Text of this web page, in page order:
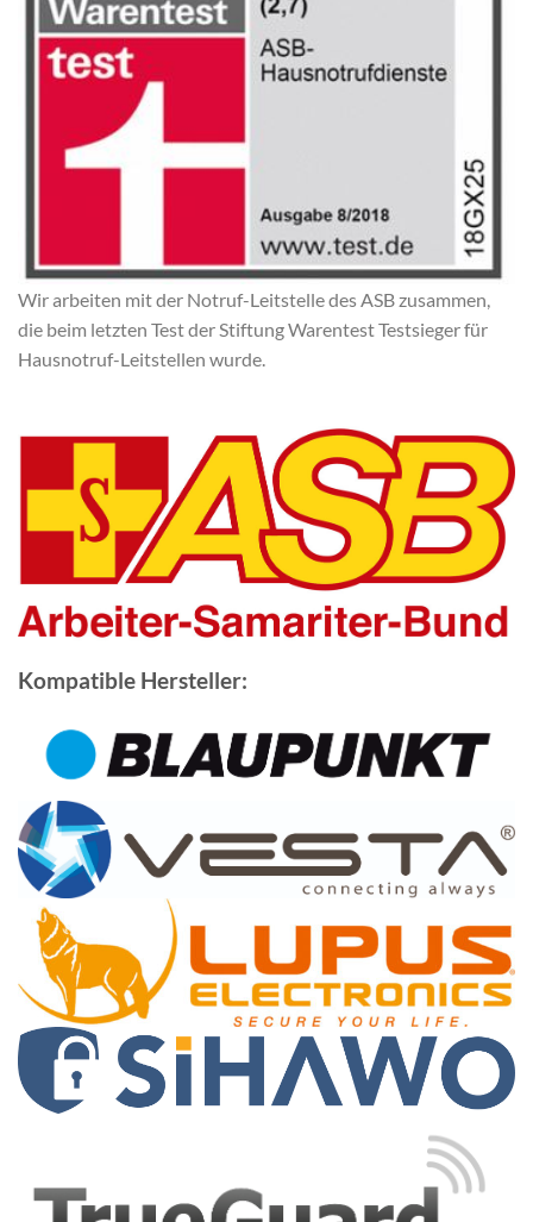
​Wir arbeiten mit der Notruf-Leitstelle des ASB zusammen,
die beim letzten Test der Stiftung Warentest Testsieger für
Hausnotruf-Leitstellen wurde.
​Kompatible Hersteller: